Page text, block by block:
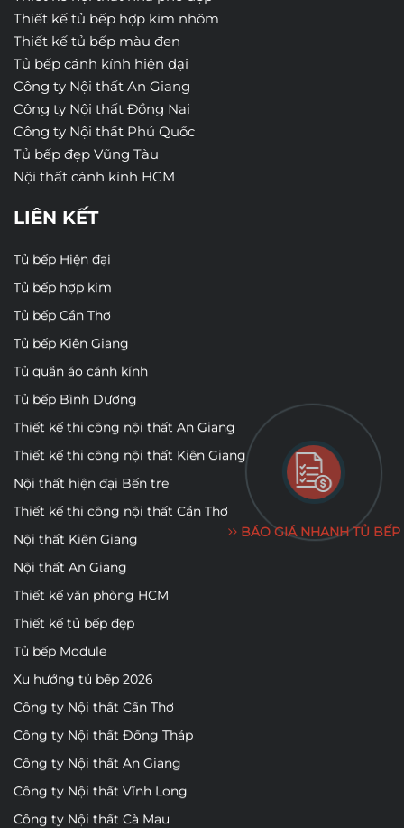
BÁO GIÁ NHANH TỦ BẾP
Thiết kế tủ bếp hợp kim nhôm
Thiết kế tủ bếp màu đen
Tủ bếp cánh kính hiện đại
Công ty Nội thất An Giang
Công ty Nội thất Đồng Nai
Công ty Nội thất Phú Quốc
Tủ bếp đẹp Vũng Tàu
Nội thất cánh kính HCM
LIÊN KẾT
Tủ bếp Hiện đại
Tủ bếp hợp kim
Tủ bếp Cần Thơ
Tủ bếp Kiên Giang
Tủ quần áo cánh kính
Tủ bếp Bình Dương
Thiết kế thi công nội thất An Giang
Thiết kế thi công nội thất Kiên Giang
Nội thất hiện đại Bến tre
Thiết kế thi công nội thất Cần Thơ
Nội thất Kiên Giang
Nội thất An Giang
Thiết kế văn phòng HCM
Thiết kế tủ bếp đẹp
Tủ bếp Module
Xu hướng tủ bếp 2026
Công ty Nội thất Cần Thơ
Công ty Nội thất Đồng Tháp
Công ty Nội thất An Giang
Công ty Nội thất Vĩnh Long
Công ty Nội thất Cà Mau